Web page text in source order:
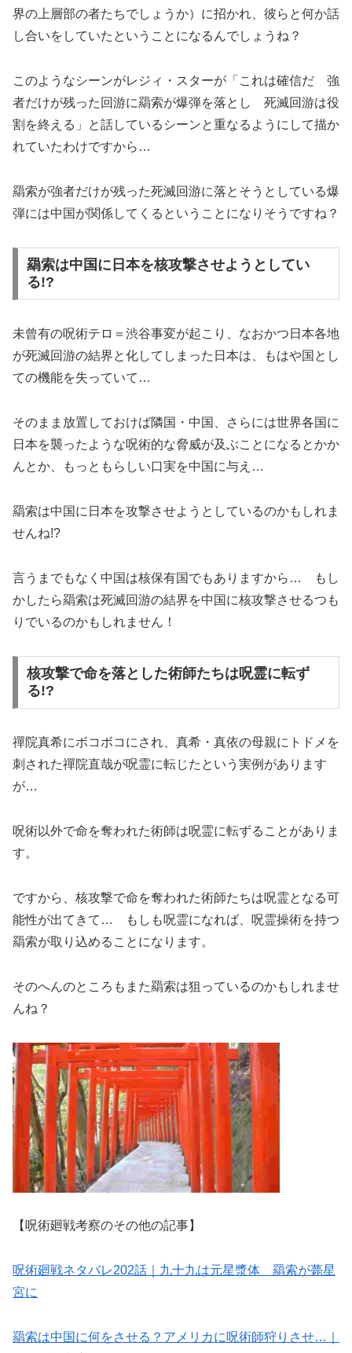
界の上層部の者たちでしょうか）に招かれ、彼らと何か話
し合いをしていたということになるんでしょうね？
このようなシーンがレジィ・スターが「これは確信だ 強
者だけが残った回游に羂索が爆弾を落とし 死滅回游は役
割を終える」と話しているシーンと重なるようにして描か
れていたわけですから…
羂索が強者だけが残った死滅回游に落とそうとしている爆
弾には中国が関係してくるということになりそうですね？
羂索は中国に日本を核攻撃させようとしてい
る!?
未曾有の呪術テロ＝渋谷事変が起こり、なおかつ日本各地
が死滅回游の結界と化してしまった日本は、もはや国とし
ての機能を失っていて…
そのまま放置しておけば隣国・中国、さらには世界各国に
日本を襲ったような呪術的な脅威が及ぶことになるとかか
んとか、もっともらしい口実を中国に与え…
羂索は中国に日本を攻撃させようとしているのかもしれま
せんね!?
言うまでもなく中国は核保有国でもありますから… もし
かしたら羂索は死滅回游の結界を中国に核攻撃させるつも
りでいるのかもしれません！
核攻撃で命を落とした術師たちは呪霊に転ず
る!?
禪院真希にボコボコにされ、真希・真依の母親にトドメを
刺された禪院直哉が呪霊に転じたという実例があります
が…
呪術以外で命を奪われた術師は呪霊に転ずることがありま
す。
ですから、核攻撃で命を奪われた術師たちは呪霊となる可
能性が出てきて… もしも呪霊になれば、呪霊操術を持つ
羂索が取り込めることになります。
そのへんのところもまた羂索は狙っているのかもしれませ
んね？
【呪術廻戦考察のその他の記事】
呪術廻戦ネタバレ202話｜九十九は元星漿体 羂索が薨星
宮に
羂索は中国に何をさせる？アメリカに呪術師狩りさせ…｜